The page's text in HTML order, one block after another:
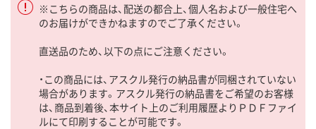
※こちらの商品は、配送の都合上、個人名および一般住宅へ
のお届けができかねますのでご了承ください。
直送品のため、以下の点にご注意ください。
・この商品には、アスクル発行の納品書が同梱されていない
場合があります。アスクル発行の納品書をご希望のお客様
は、商品到着後、本サイト上のご利用履歴よりＰＤＦファイ
ルにて印刷することが可能です。